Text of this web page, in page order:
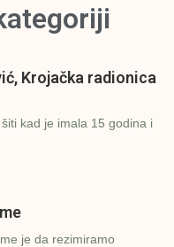
Krojačka radionica
kad je imala 15 godina i
je da rezimiramo